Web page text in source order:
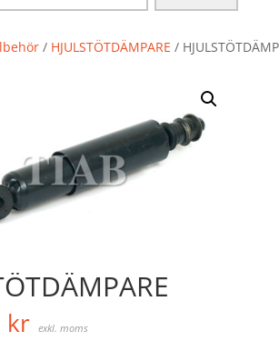
/ HJULSTÖTDÄMPARE /
kr exkl. moms